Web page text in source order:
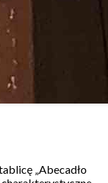
„Abecadło